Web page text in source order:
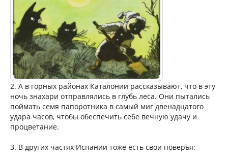
2. А в горных районах Каталонии рассказывают, что в эту
ночь знахари отправлялись в глубь леса. Они пытались
поймать семя папоротника в самый миг двенадцатого
удара часов, чтобы обеспечить себе вечную удачу и
процветание.
3. В других частях Испании тоже есть свои поверья: